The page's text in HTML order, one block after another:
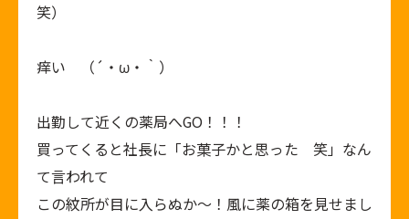
笑）
痒い （´・ω・｀）
出勤して近くの薬局へGO！！！
買ってくると社長に「お菓子かと思った 笑」なん
て言われて
この紋所が目に入らぬか～！風に薬の箱を見せまし